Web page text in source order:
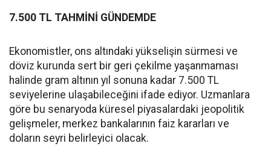
7.500 TL TAHMİNİ GÜNDEMDE
Ekonomistler, ons altındaki yükselişin sürmesi ve
döviz kurunda sert bir geri çekilme yaşanmaması
halinde gram altının yıl sonuna kadar 7.500 TL
seviyelerine ulaşabileceğini ifade ediyor. Uzmanlara
göre bu senaryoda küresel piyasalardaki jeopolitik
gelişmeler, merkez bankalarının faiz kararları ve
doların seyri belirleyici olacak.